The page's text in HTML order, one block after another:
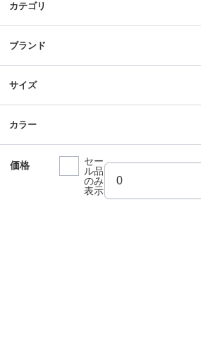
カテゴリ
ブランド
サイズ
カラー
価格
セー
ル品
のみ
表示